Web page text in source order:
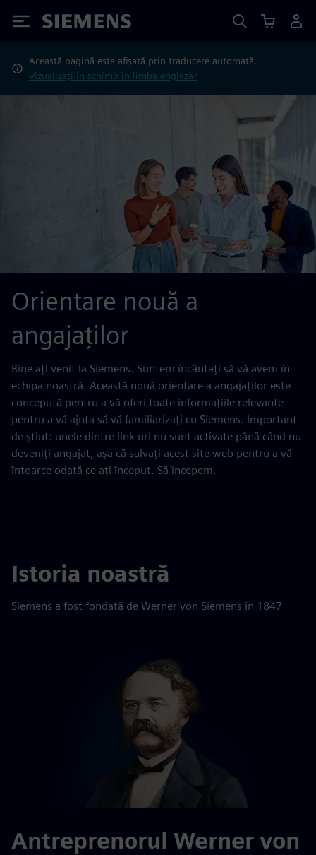
Siemens
Această pagină este afișată prin traducere automată.
Vizualizați în schimb în limba engleză?
Orientare nouă a
angajaților
Bine ați venit la Siemens. Suntem încântați să vă avem în
echipa noastră. Această nouă orientare a angajaților este
concepută pentru a vă oferi toate informațiile relevante
pentru a vă ajuta să vă familiarizați cu Siemens. Important
de știut: unele dintre link-uri nu sunt activate până când nu
deveniți angajat, așa că salvați acest site web pentru a vă
întoarce odată ce ați început. Să începem.
Istoria noastră
Siemens a fost fondată de Werner von Siemens în 1847
Antreprenorul Werner von